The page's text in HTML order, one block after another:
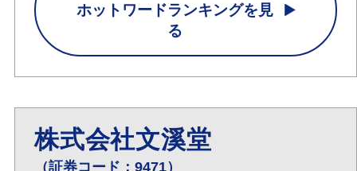
ホットワードランキングを見
る
株式会社文溪堂
（証券コード：9471）